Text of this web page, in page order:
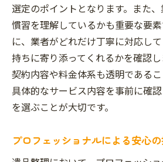
選定のポイントとなります。また
慣習を理解しているかも重要な要
に、業者がどれだけ丁寧に対応し
持ちに寄り添ってくれるかを確認し
契約内容や料金体系も透明であるこ
具体的なサービス内容を事前に確
を選ぶことが大切です。
プロフェッショナルによる安心